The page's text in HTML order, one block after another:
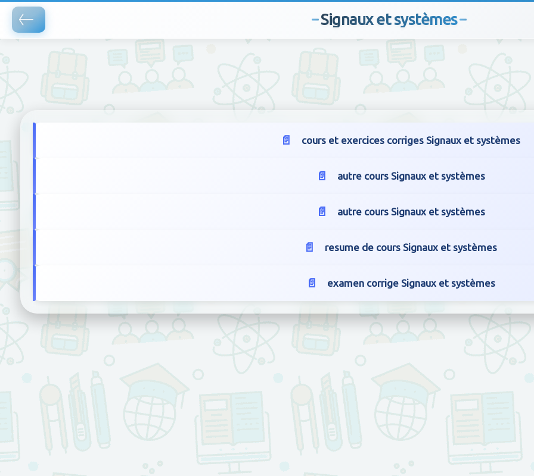
Signaux et systèmes
cours et exercices corriges Signaux et systèmes
autre cours Signaux et systèmes
autre cours Signaux et systèmes
resume de cours Signaux et systèmes
examen corrige Signaux et systèmes